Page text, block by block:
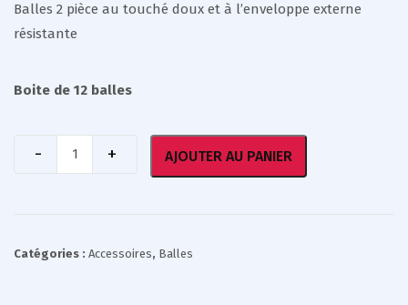
Balles 2 pièce au touché doux et à l’enveloppe externe
résistante
Boite de 12 balles
AJOUTER AU PANIER
Catégories : Accessoires, Balles